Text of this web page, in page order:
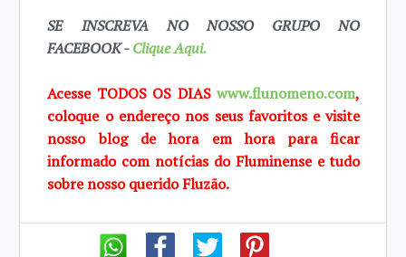
SE INSCREVA NO NOSSO GRUPO NO
FACEBOOK -Clique Aqui.
Acesse TODOS OS DIASwww.flunomeno.com,
coloque o endereço nos seus favoritos e visite
nosso blog de hora em hora para ficar
informado com notícias do Fluminense e tudo
sobre nosso querido Fluzão.